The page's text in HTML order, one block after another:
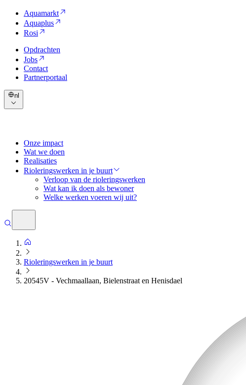
Aquamarkt
Aquaplus
Rosi
Opdrachten
Jobs
Contact
Partnerportaal
nl
Onze impact
Wat we doen
Realisaties
Rioleringswerken in je buurt
Verloop van de rioleringswerken
Wat kan ik doen als bewoner
Welke werken voeren wij uit?
Rioleringswerken in je buurt
20545V - Vechmaallaan, Bielenstraat en Henisdael